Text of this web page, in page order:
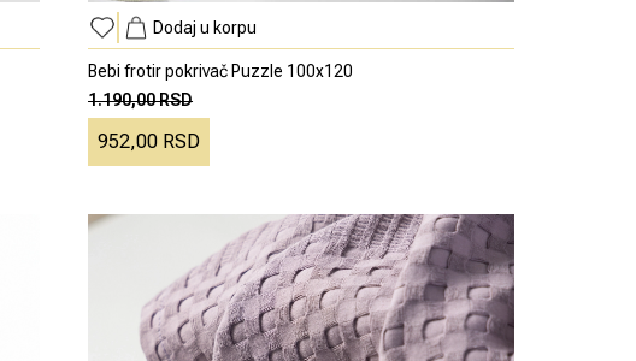
Dodaj u korpu
Bebi frotir pokrivač Puzzle 100x120
1.190,00 RSD
952,00 RSD